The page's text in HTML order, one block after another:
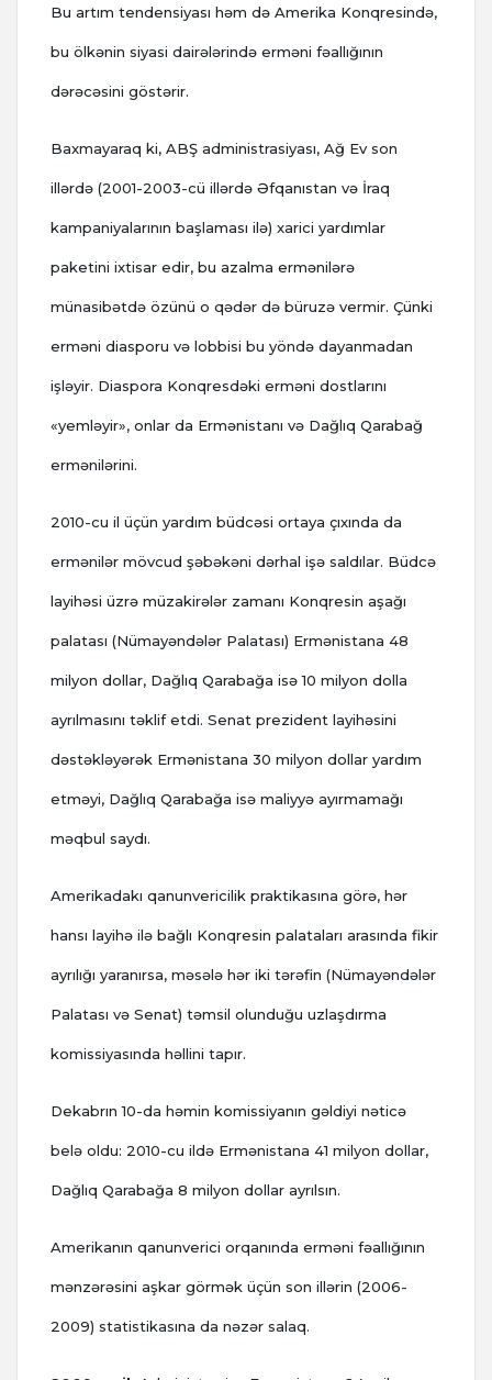
Bu artım tendensiyası həm də Amerika Konqresində,
bu ölkənin siyasi dairələrində erməni fəallığının
dərəcəsini göstərir.
Baxmayaraq ki, ABŞ administrasiyası, Ağ Ev son
illərdə (2001-2003-cü illərdə Əfqanıstan və İraq
kampaniyalarının başlaması ilə) xarici yardımlar
paketini ixtisar edir, bu azalma ermənilərə
münasibətdə özünü o qədər də büruzə vermir. Çünki
erməni diasporu və lobbisi bu yöndə dayanmadan
işləyir. Diaspora Konqresdəki erməni dostlarını
«yemləyir», onlar da Ermənistanı və Dağlıq Qarabağ
ermənilərini.
2010-cu il üçün yardım büdcəsi ortaya çıxında da
ermənilər mövcud şəbəkəni dərhal işə saldılar. Büdcə
layihəsi üzrə müzakirələr zamanı Konqresin aşağı
palatası (Nümayəndələr Palatası) Ermənistana 48
milyon dollar, Dağlıq Qarabağa isə 10 milyon dolla
ayrılmasını təklif etdi. Senat prezident layihəsini
dəstəkləyərək Ermənistana 30 milyon dollar yardım
etməyi, Dağlıq Qarabağa isə maliyyə ayırmamağı
məqbul saydı.
Amerikadakı qanunvericilik praktikasına görə, hər
hansı layihə ilə bağlı Konqresin palataları arasında fikir
ayrılığı yaranırsa, məsələ hər iki tərəfin (Nümayəndələr
Palatası və Senat) təmsil olunduğu uzlaşdırma
komissiyasında həllini tapır.
Dekabrın 10-da həmin komissiyanın gəldiyi nəticə
belə oldu: 2010-cu ildə Ermənistana 41 milyon dollar,
Dağlıq Qarabağa 8 milyon dollar ayrılsın.
Amerikanın qanunverici orqanında erməni fəallığının
mənzərəsini aşkar görmək üçün son illərin (2006-
2009) statistikasına da nəzər salaq.